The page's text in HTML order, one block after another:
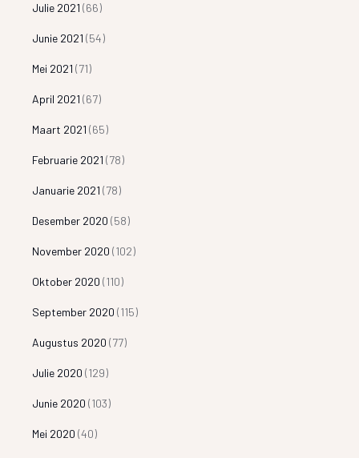
Julie 2021 (66)
Junie 2021 (54)
Mei 2021 (71)
April 2021 (67)
Maart 2021 (65)
Februarie 2021 (78)
Januarie 2021 (78)
Desember 2020 (58)
November 2020 (102)
Oktober 2020 (110)
September 2020 (115)
Augustus 2020 (77)
Julie 2020 (129)
Junie 2020 (103)
Mei 2020 (40)